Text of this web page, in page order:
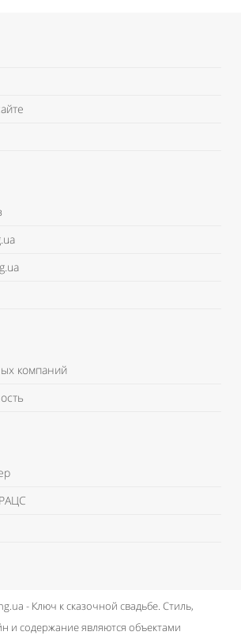
компаний
- Ключ к сказочной свадьбе. Стиль,
и содержание являются объектами